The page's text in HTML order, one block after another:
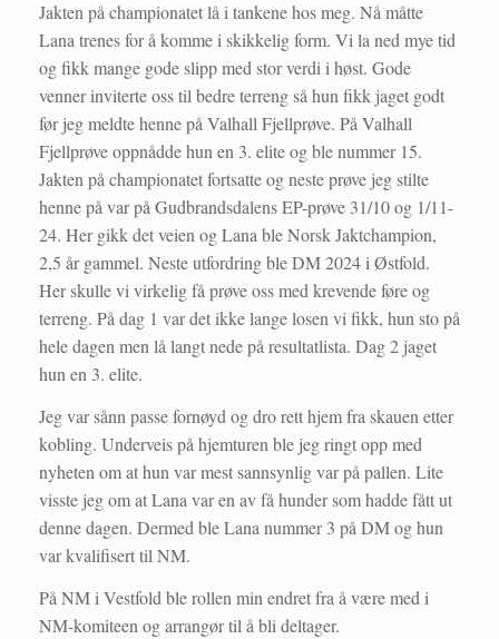
Jakten på championatet lå i tankene hos meg. Nå måtte
Lana trenes for å komme i skikkelig form. Vi la ned mye tid
og fikk mange gode slipp med stor verdi i høst. Gode
venner inviterte oss til bedre terreng så hun fikk jaget godt
før jeg meldte henne på Valhall Fjellprøve. På Valhall
Fjellprøve oppnådde hun en 3. elite og ble nummer 15.
Jakten på championatet fortsatte og neste prøve jeg stilte
henne på var på Gudbrandsdalens EP-prøve 31/10 og 1/11-
24. Her gikk det veien og Lana ble Norsk Jaktchampion,
2,5 år gammel. Neste utfordring ble DM 2024 i Østfold.
Her skulle vi virkelig få prøve oss med krevende føre og
terreng. På dag 1 var det ikke lange losen vi fikk, hun sto på
hele dagen men lå langt nede på resultatlista. Dag 2 jaget
hun en 3. elite.
Jeg var sånn passe fornøyd og dro rett hjem fra skauen etter
kobling. Underveis på hjemturen ble jeg ringt opp med
nyheten om at hun var mest sannsynlig var på pallen. Lite
visste jeg om at Lana var en av få hunder som hadde fått ut
denne dagen. Dermed ble Lana nummer 3 på DM og hun
var kvalifisert til NM.
På NM i Vestfold ble rollen min endret fra å være med i
NM-komiteen og arrangør til å bli deltager.